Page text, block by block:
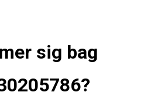
sig bag